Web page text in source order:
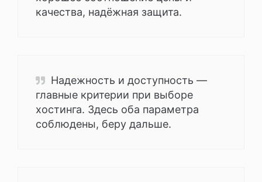
качества, надёжная защита.
Надежность и доступность —
главные критерии при выборе
хостинга. Здесь оба параметра
соблюдены, беру дальше.